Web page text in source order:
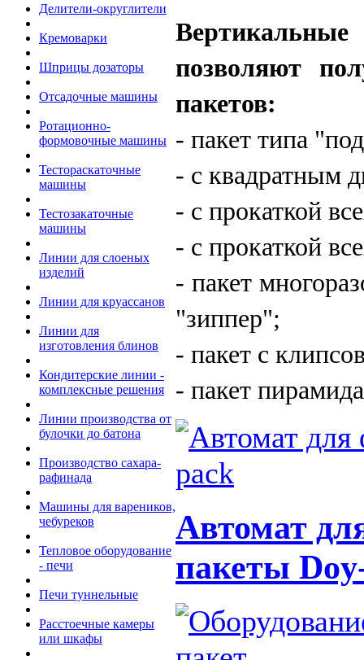
Делители-округлители
Кремоварки
Шприцы дозаторы
Отсадочные машины
Ротационно-
формовочные машины
Тестораскаточные
машины
Тестозакаточные
машины
Линии для слоеных
изделий
Линии для круассанов
Линии для
изготовления блинов
Кондитерские линии -
комплексные решения
Линии производства от
булочки до батона
Производство сахара-
рафинада
Машины для вареников,
чебуреков
Тепловое оборудование
- печи
Печи туннельные
Расстоечные камеры
или шкафы
позволяют
пакетов:
- пакет типа
- с квадратным
- с прокаткой
- с прокаткой
- пакет
"зиппер";
- пакет с
- пакет
Автомат
пакеты